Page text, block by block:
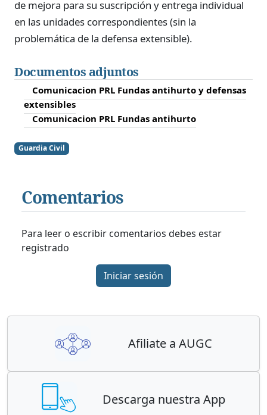
de mejora para su suscripción y entrega individual
en las unidades correspondientes (sin la
problemática de la defensa extensible).
Documentos adjuntos
Comunicacion PRL Fundas antihurto y defensas
extensibles
Comunicacion PRL Fundas antihurto
Guardia Civil
Comentarios
Para leer o escribir comentarios debes estar
registrado
Iniciar sesión
Afiliate a AUGC
Descarga nuestra App